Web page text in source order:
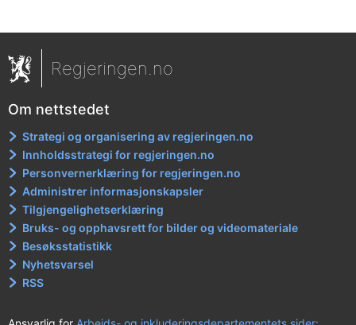
Regjeringen.no
Om nettstedet
Strategi og organisering av regjeringen.no
Innholdsstrategi for regjeringen.no
Personvernerklæring for regjeringen.no
Administrer informasjonskapsler
Tilgjengelighetserklæring
Bruks- og opphavsrett for bilder og videomateriale
Besøksstatistikk
Nyhetsvarsel
RSS